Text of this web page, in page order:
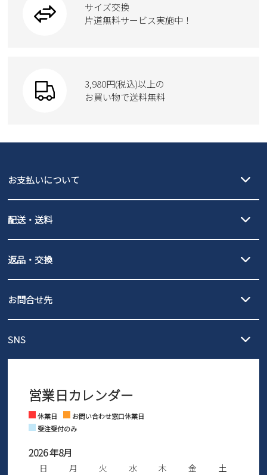
ウェア
moz
ブーツ
Parade
GAP
new balance
瞬足
トートバッグサイズ交換
片道無料サービス実施中！
3,980円(税込)以上の
お買い物で送料無料
お支払いについて
PayPay（オンライン決済）、代金引換のご利用が可能です。
配送・送料
北海道・本州・四国・九州…550円
3,980円（税込）以上お買い上げで送料無料
発送日・送料詳細については
ご利用ください。
全国一律…220円（税込）
発送日・送料詳細についてはご利用ガイドを
ご利用ください。
返品・交換
の片道無料サービスを実施中！
ントとしても安心してご利用いただけるよう、サイズ交換の受付期
さい。
お問合せ先
営業時間：11時～17時
※土日祝はお問い合わせ窓口休業日となります。
SNS
Facebook Instagram
営業日カレンダー
休業日
お問い合わせ窓口休業日
受注受付のみ
2026 年8月
日 月 火 水 木 金
土